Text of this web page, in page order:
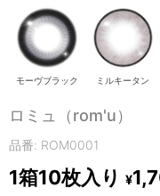
モーヴブラック ミルキータン
ロミュ（rom'u）
品番: ROM0001
1箱10枚入り ¥